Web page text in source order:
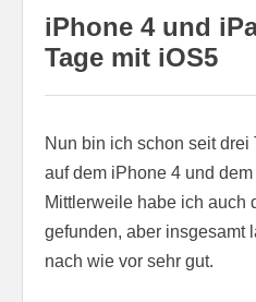
iPhone 4 und
Tage mit iOS5
Nun bin ich schon seit drei
auf dem iPhone 4 und
Mittlerweile habe ich auch
gefunden, aber insgesamt
nach wie vor sehr gut.